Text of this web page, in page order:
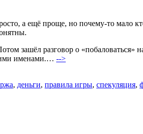
а ещё проще, но почему-то мало
зашёл разговор о
именами.… -->
, деньги, правила игры, спекуляция,